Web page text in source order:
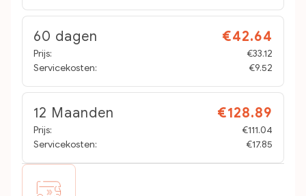
60 dagen €42.64
Prijs:
€33.12
Servicekosten:
€9.52
12 Maanden €128.89
Prijs:
€111.04
Servicekosten:
€17.85